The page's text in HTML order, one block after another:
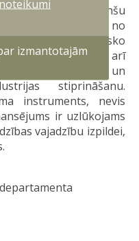
izveidots finanšu
aizņemties no
resursus kritisko
mazināšanai, kā arī
palielināšanu un
stiprināšanu.
instruments, nevis
ir uzlūkojams
vajadzību izpildei,
izmantotajām